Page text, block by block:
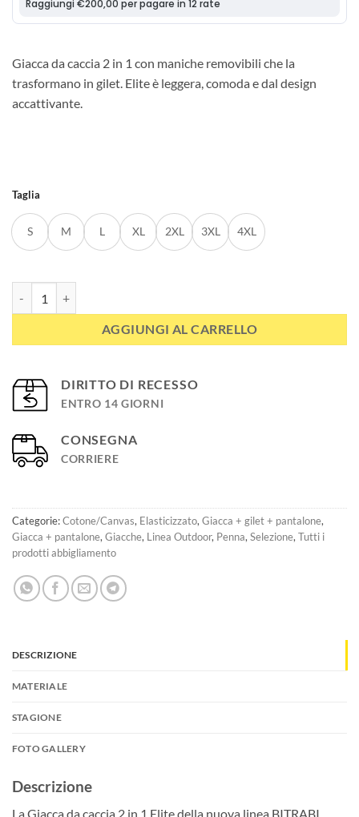
Giacca da caccia 2 in 1 con maniche removibili che la
trasformano in gilet. Elite è leggera, comoda e dal design
accattivante.
Taglia
S M L XL 2XL 3XL 4XL
AGGIUNGI AL CARRELLO
DIRITTO DI RECESSO
ENTRO 14 GIORNI
CONSEGNA
CORRIERE
Categorie:Cotone/Canvas, Elasticizzato, Giacca + gilet + pantalone,
Giacca + pantalone, Giacche, Linea Outdoor, Penna, Selezione, Tutti i
prodotti abbigliamento
DESCRIZIONE
MATERIALE
STAGIONE
FOTO GALLERY
Descrizione
La Giacca da caccia 2 in 1 Elite della nuova linea BITRABI